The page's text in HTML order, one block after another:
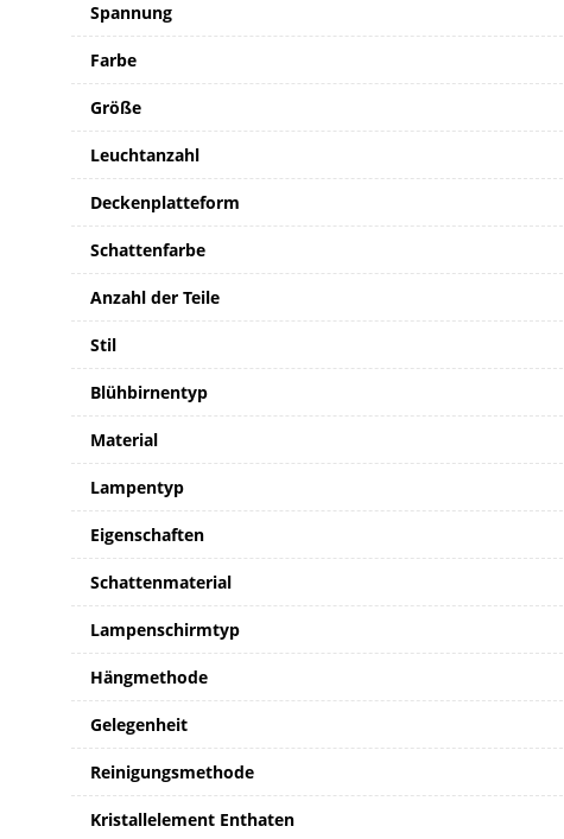
Spannung
Farbe
Größe
Leuchtanzahl
Deckenplatteform
Schattenfarbe
Anzahl der Teile
Stil
Blühbirnentyp
Material
Lampentyp
Eigenschaften
Schattenmaterial
Lampenschirmtyp
Hängmethode
Gelegenheit
Reinigungsmethode
Kristallelement Enthaten